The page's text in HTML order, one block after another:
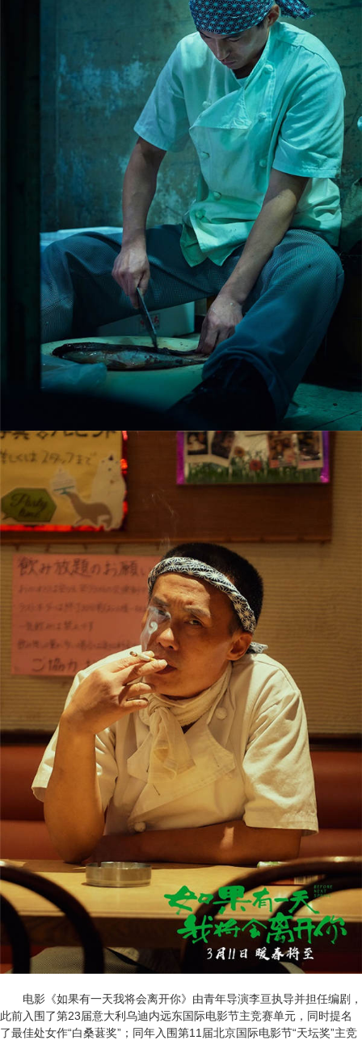
电影《如果有一天我将会离开你》由青年导演李亘执导并担任编剧，
此前入围了第23届意大利乌迪内远东国际电影节主竞赛单元，同时提名
了最佳处女作“白桑葚奖”；同年入围第11届北京国际电影节“天坛奖”主竞